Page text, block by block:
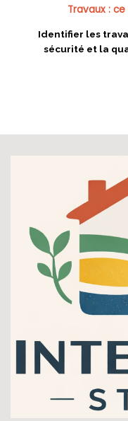
Travaux :
Identifier les
sécurité et la